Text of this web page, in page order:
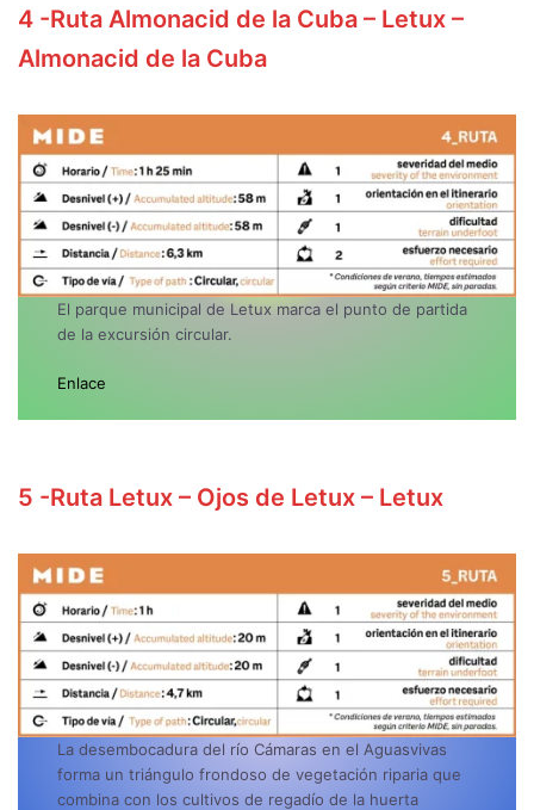
4 -Ruta Almonacid de la Cuba – Letux –
Almonacid de la Cuba
El parque municipal de Letux marca el punto de partida
de la excursión circular.
Enlace
5 -Ruta Letux – Ojos de Letux – Letux
La desembocadura del río Cámaras en el Aguasvivas
forma un triángulo frondoso de vegetación riparia que
combina con los cultivos de regadío de la huerta